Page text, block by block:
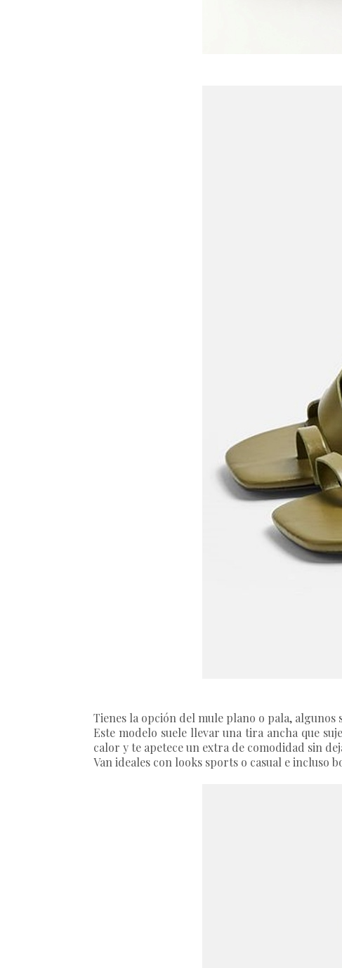
Tienes la opción del mule plano o pala, algunos
Este modelo suele llevar una tira ancha que
calor y te apetece un extra de comodidad sin
Van ideales con looks sports o casual e incluso